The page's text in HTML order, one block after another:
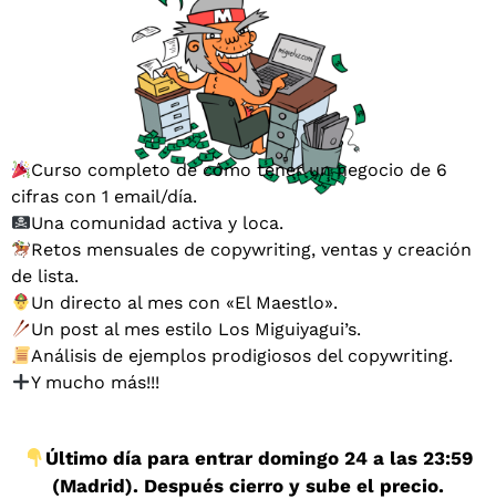
Curso completo de cómo tener un negocio de 6
cifras con 1 email/día.
Una comunidad activa y loca.
Retos mensuales de copywriting, ventas y creación
de lista.
Un directo al mes con «El Maestlo».
Un post al mes estilo Los Miguiyagui’s.
Análisis de ejemplos prodigiosos del copywriting.
Y mucho más!!!
Último día para entrar domingo 24 a las 23:59
(Madrid). Después cierro y sube el precio.